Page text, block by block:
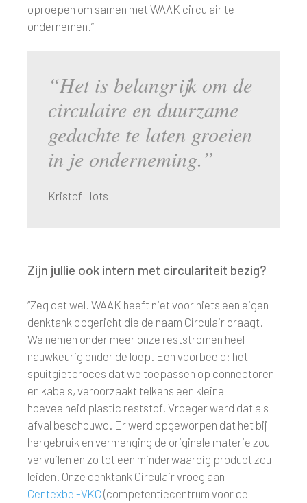
oproepen om samen met WAAK circulair te
ondernemen.”
“Het is belangrijk om de
circulaire en duurzame
gedachte te laten groeien
in je onderneming.”
Kristof Hots
Zijn jullie ook intern met circulariteit bezig?
“Zeg dat wel. WAAK heeft niet voor niets een eigen
denktank opgericht die de naam Circulair draagt.
We nemen onder meer onze reststromen heel
nauwkeurig onder de loep. Een voorbeeld: het
spuitgietproces dat we toepassen op connectoren
en kabels, veroorzaakt telkens een kleine
hoeveelheid plastic reststof. Vroeger werd dat als
afval beschouwd. Er werd opgeworpen dat het bij
hergebruik en vermenging de originele materie zou
vervuilen en zo tot een minderwaardig product zou
leiden. Onze denktank Circulair vroeg aan
Centexbel-VKC (competentiecentrum voor de